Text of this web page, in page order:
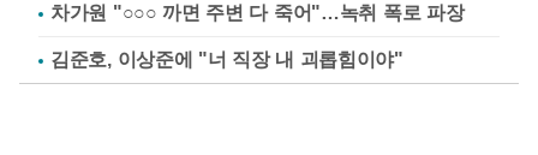
차가원 "○○○ 까면 주변 다 죽어"…녹취 폭로 파장
김준호, 이상준에 "너 직장 내 괴롭힘이야"